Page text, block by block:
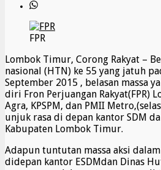
FPR
Lombok Timur, Corong Rakyat –
nasional (HTN) ke 55 yang jatuh
September 2015 , belasan massa
diri Fron Perjuangan Rakyat(FPR)
Agra, KPSPM, dan PMII
unjuk rasa di depan kantor SDM
Kabupaten Lombok Timur.
Adapun tuntutan massa aksi
didepan kantor ESDMdan Dinas